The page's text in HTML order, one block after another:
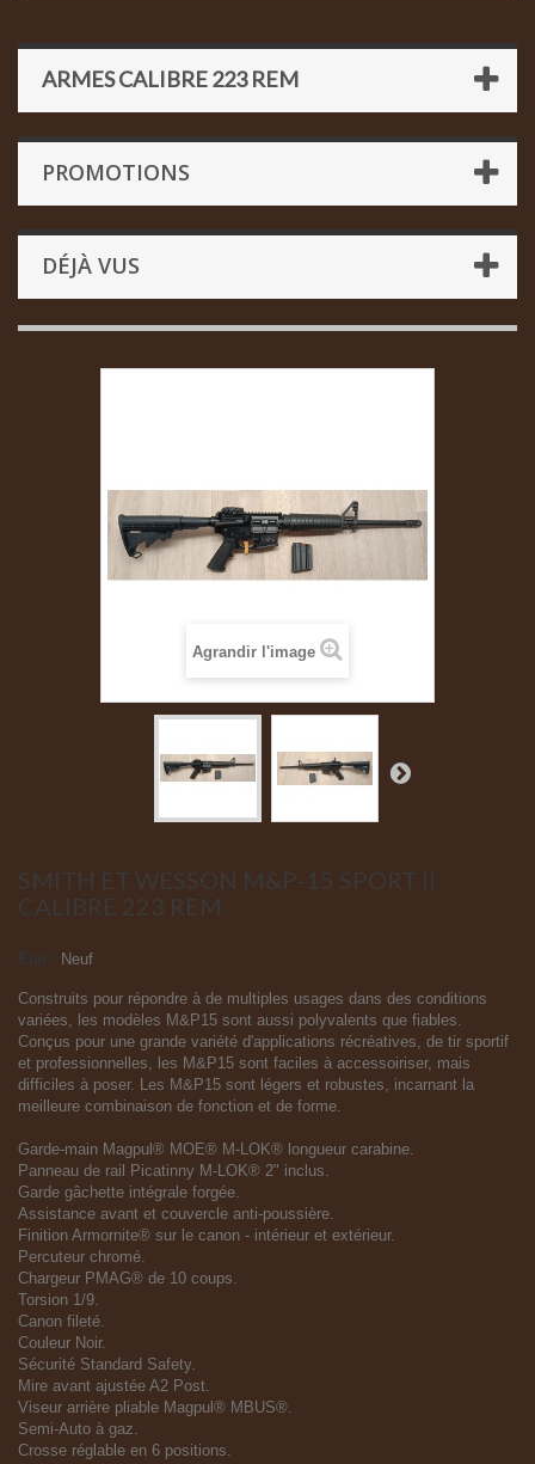
ARMES CALIBRE 223 REM
PROMOTIONS
DÉJÀ VUS
Agrandir l'image
SMITH ET WESSON M&P-15 SPORT II
CALIBRE 223 REM
Neuf
Construits pour répondre à de multiples usages dans des conditions
variées, les modèles M&P15 sont aussi polyvalents que fiables.
Conçus pour une grande variété d'applications récréatives, de tir sportif
et professionnelles, les M&P15 sont faciles à accessoiriser, mais
difficiles à poser. Les M&P15 sont légers et robustes, incarnant la
meilleure combinaison de fonction et de forme.
Garde-main Magpul® MOE® M-LOK® longueur carabine.
Panneau de rail Picatinny M-LOK® 2" inclus.
Garde gâchette intégrale forgée.
Assistance avant et couvercle anti-poussière.
Finition Armornite® sur le canon - intérieur et extérieur.
Percuteur chromé.
Chargeur PMAG® de 10 coups.
Torsion 1/9.
Canon fileté.
Couleur Noir.
Sécurité Standard Safety.
Mire avant ajustée A2 Post.
Viseur arrière pliable Magpul® MBUS®.
Semi-Auto à gaz.
Crosse réglable en 6 positions.